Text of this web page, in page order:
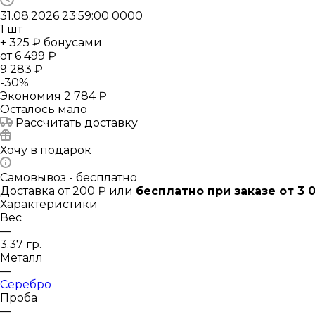
31.08.2026 23:59:00 0000
1 шт
+ 325 ₽ бонусами
от6 499 ₽
9 283 ₽
-30%
Экономия 2 784 ₽
Осталось мало
Рассчитать доставку
Хочу в подарок
Самовывоз - бесплатно
Доставка от 200 ₽ или бесплатно при заказе от 3
Характеристики
Вес
—
3.37 гр.
Металл
—
Серебро
Проба
—